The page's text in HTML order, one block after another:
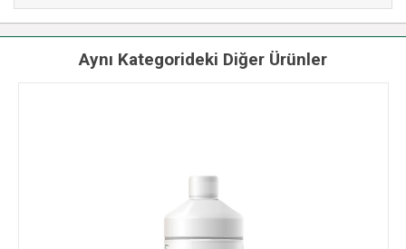
Aynı Kategorideki Diğer Ürünler